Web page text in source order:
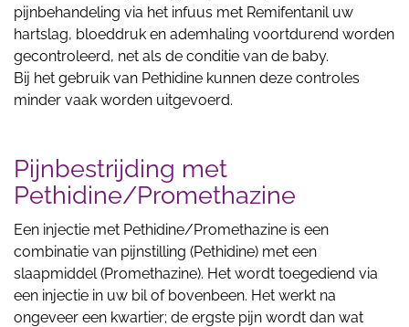
pijnbehandeling via het infuus met Remifentanil uw
hartslag, bloeddruk en ademhaling voortdurend worden
gecontroleerd, net als de conditie van de baby.
Bij het gebruik van Pethidine kunnen deze controles
minder vaak worden uitgevoerd.
Pijnbestrijding met
Pethidine/Promethazine
Een injectie met Pethidine/Promethazine is een
combinatie van pijnstilling (Pethidine) met een
slaapmiddel (Promethazine). Het wordt toegediend via
een injectie in uw bil of bovenbeen. Het werkt na
ongeveer een kwartier; de ergste pijn wordt dan wat